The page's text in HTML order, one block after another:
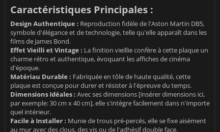
Caractéristiques Principales :
Design Authentique : Reproduction fidèle de l'Aston Martin DB5,
symbole d'élégance et de technologie, telle qu'elle apparaît dans les
films de James Bond.
Effet Vieilli et Vintage : La finition vieillie confère à cette plaque un
charme rétro et authentique, évoquant les affiches de cinéma
d'époque.
Matériau Durable : Fabriquée en tôle de haute qualité, cette
plaque est conçue pour durer et résister à l'épreuve du temps.
Dimensions Idéales : Avec ses dimensions [insérer dimensions ici,
par exemple: 30 cm x 40 cm], elle s'intègre facilement dans n'importe
quel intérieur.
Facile à Installer : Munie de trous pré-percés, elle se fixe aisément
au mur avec des clous, des vis ou de l'adhésif double face.